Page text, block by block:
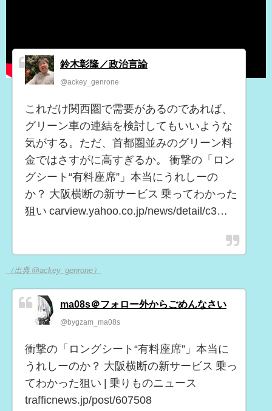
鈴木彰隆／政治言論
@ackey_genrone
これだけ関西圏で需要があるのであれば、
グリーン車の連結を検討してもいいような
気がする。ただ、首都圏並みのグリーン料
金ではさすがに高すぎるか。 衝撃の「ロン
グシート“有料座席”」本当にうれしーの
か？ 大阪横断の新サービス 乗ってわかった
狙い carview.yahoo.co.jp/news/detail/c3…
（出典 @ackey_genrone）
ma08s＠フォロー外からごめんなさい
@bygzam_ma08s
衝撃の「ロングシート“有料座席”」本当に
うれしーのか？ 大阪横断の新サービス 乗っ
てわかった狙い | 乗りものニュース
trafficnews.jp/post/607508